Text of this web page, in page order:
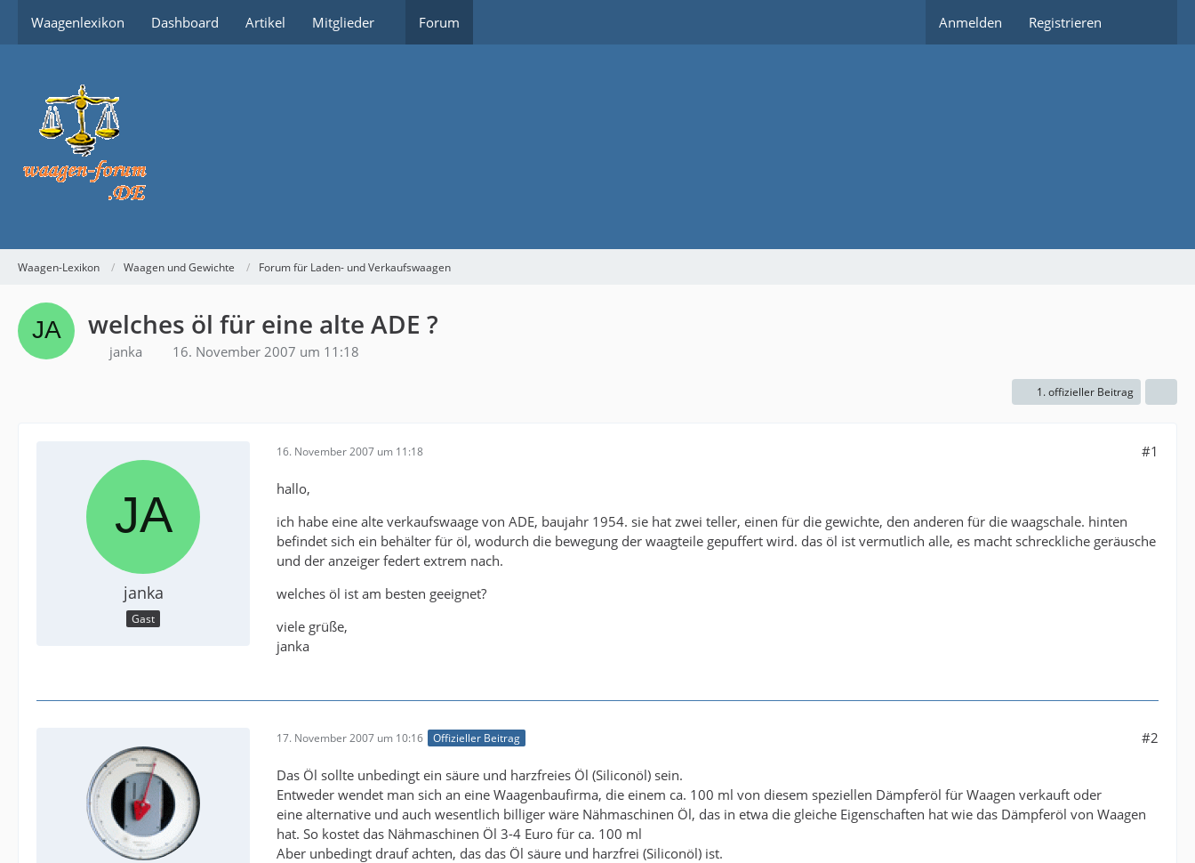
Waagenlexikon Dashboard Artikel Mitglieder Forum Anmelden Registrieren
Waagen-Lexikon Waagen und Gewichte Forum für Laden- und Verkaufswaagen
welches öl für eine alte ADE ?
janka 16. November 2007 um 11:18
1. offizieller Beitrag
janka
Gast
16. November 2007 um 11:18 #1
hallo,
ich habe eine alte verkaufswaage von ADE, baujahr 1954. sie hat zwei teller, einen für die gewichte, den anderen für die waagschale. hinten
befindet sich ein behälter für öl, wodurch die bewegung der waagteile gepuffert wird. das öl ist vermutlich alle, es macht schreckliche geräusche
und der anzeiger federt extrem nach.
welches öl ist am besten geeignet?
viele grüße,
janka
17. November 2007 um 10:16 Offizieller Beitrag #2
Das Öl sollte unbedingt ein säure und harzfreies Öl (Siliconöl) sein.
Entweder wendet man sich an eine Waagenbaufirma, die einem ca. 100 ml von diesem speziellen Dämpferöl für Waagen verkauft oder
eine alternative und auch wesentlich billiger wäre Nähmaschinen Öl, das in etwa die gleiche Eigenschaften hat wie das Dämpferöl von Waagen
hat. So kostet das Nähmaschinen Öl 3-4 Euro für ca. 100 ml
Aber unbedingt drauf achten, das das Öl säure und harzfrei (Siliconöl) ist.